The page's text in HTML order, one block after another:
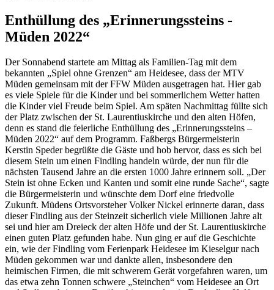
Enthüllung des „Erinnerungssteins -
Müden 2022“
Der Sonnabend startete am Mittag als Familien-Tag mit dem
bekannten „Spiel ohne Grenzen“ am Heidesee, dass der MTV
Müden gemeinsam mit der FFW Müden ausgetragen hat. Hier gab
es viele Spiele für die Kinder und bei sommerlichem Wetter hatten
die Kinder viel Freude beim Spiel. Am späten Nachmittag füllte sich
der Platz zwischen der St. Laurentiuskirche und den alten Höfen,
denn es stand die feierliche Enthüllung des „Erinnerungssteins –
Müden 2022“ auf dem Programm. Faßbergs Bürgermeisterin
Kerstin Speder begrüßte die Gäste und hob hervor, dass es sich bei
diesem Stein um einen Findling handeln würde, der nun für die
nächsten Tausend Jahre an die ersten 1000 Jahre erinnern soll. „Der
Stein ist ohne Ecken und Kanten und somit eine runde Sache“, sagte
die Bürgermeisterin und wünschte dem Dorf eine friedvolle
Zukunft. Müdens Ortsvorsteher Volker Nickel erinnerte daran, dass
dieser Findling aus der Steinzeit sicherlich viele Millionen Jahre alt
sei und hier am Dreieck der alten Höfe und der St. Laurentiuskirche
einen guten Platz gefunden habe. Nun ging er auf die Geschichte
ein, wie der Findling vom Ferienpark Heidesee im Kieselgur nach
Müden gekommen war und dankte allen, insbesondere den
heimischen Firmen, die mit schwerem Gerät vorgefahren waren, um
das etwa zehn Tonnen schwere „Steinchen“ vom Heidesee an Ort